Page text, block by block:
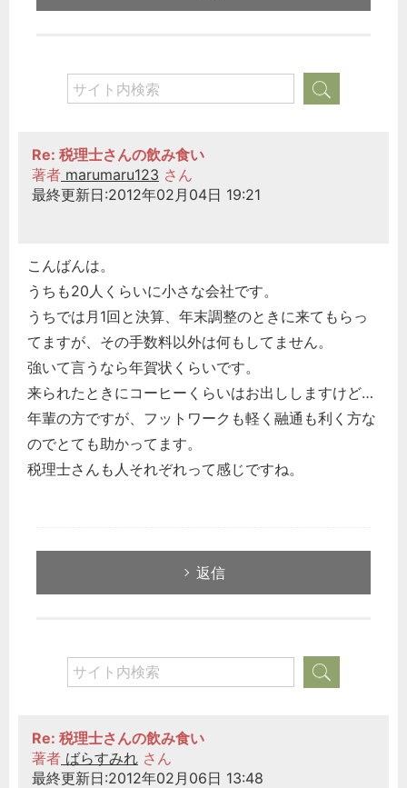
Re: 税理士さんの飲み食い
著者 marumaru123 さん
最終更新日:2012年02月04日 19:21
こんばんは。
うちも20人くらいに小さな会社です。
うちでは月1回と決算、年末調整のときに来てもらっ
てますが、その手数料以外は何もしてません。
強いて言うなら年賀状くらいです。
来られたときにコーヒーくらいはお出ししますけど…
年輩の方ですが、フットワークも軽く融通も利く方な
のでとても助かってます。
税理士さんも人それぞれって感じですね。
返信
Re: 税理士さんの飲み食い
著者 ばらすみれ さん
最終更新日:2012年02月06日 13:48